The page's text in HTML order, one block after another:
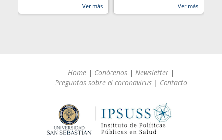
Ver más Ver más
Home | Conócenos | Newsletter |
Preguntas sobre el coronavirus | Contacto